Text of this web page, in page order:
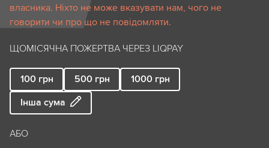
власника. Ніхто не може вказувати нам, чого не
говорити чи про що не повідомляти.
ЩОМІСЯЧНА ПОЖЕРТВА ЧЕРЕЗ LIQPAY
100 грн 500 грн 1000 грн
Інша сума
АБО